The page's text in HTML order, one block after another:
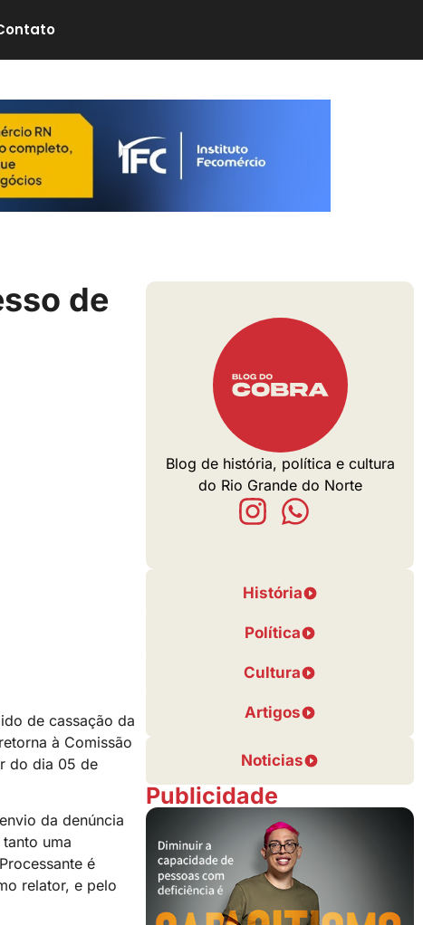
Blog de história, política e cultura
do Rio Grande do Norte
História
Política
Cultura
Artigos
Noticias
Publicidade
de
de cassação da
à Comissão
do dia 05 de
da denúncia
uma
é
relator, e pelo